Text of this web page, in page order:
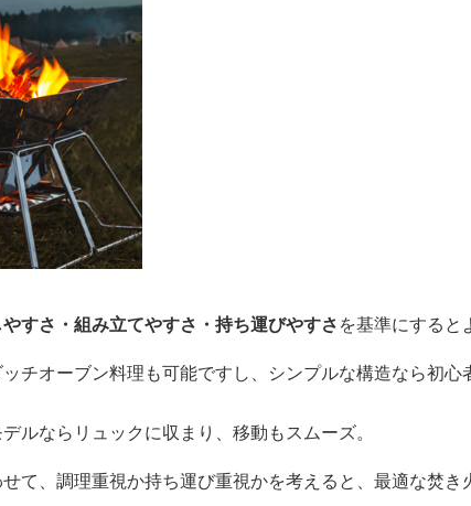
すさ・組み立てやすさ・持ち運びやすさを基準にすると
チオーブン料理も可能ですし、シンプルな構造なら初心
ルならリュックに収まり、移動もスムーズ。
て、調理重視か持ち運び重視かを考えると、最適な焚き